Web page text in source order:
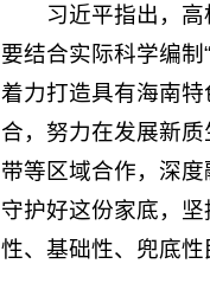
习近平指出，
要结合实际科学编制
着力打造具有海南
合，努力在发展新
带等区域合作，深
守护好这份家底，
性、基础性、兜底